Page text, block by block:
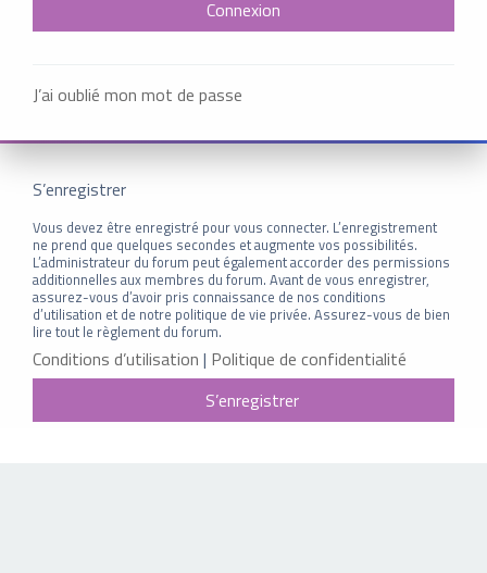
J’ai oublié mon mot de passe
S’enregistrer
Vous devez être enregistré pour vous connecter. L’enregistrement
ne prend que quelques secondes et augmente vos possibilités.
L’administrateur du forum peut également accorder des permissions
additionnelles aux membres du forum. Avant de vous enregistrer,
assurez-vous d’avoir pris connaissance de nos conditions
d’utilisation et de notre politique de vie privée. Assurez-vous de bien
lire tout le règlement du forum.
Conditions d’utilisation | Politique de confidentialité
S’enregistrer